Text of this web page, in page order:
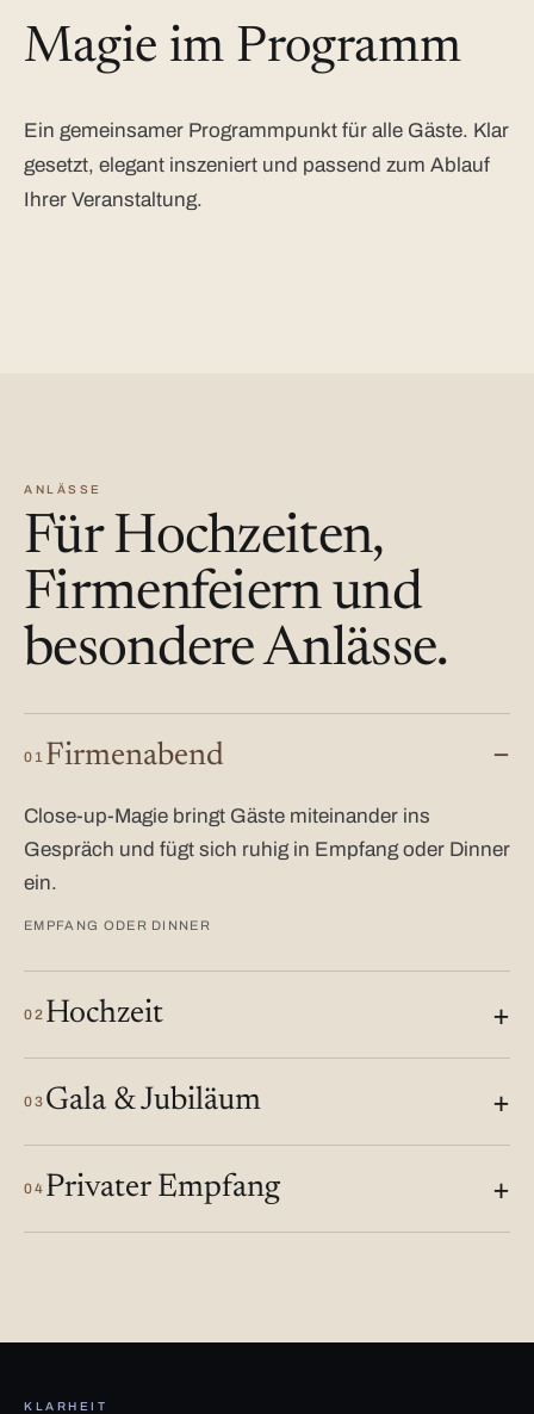
Magie im Programm
Ein gemeinsamer Programmpunkt für alle Gäste. Klar
gesetzt, elegant inszeniert und passend zum Ablauf
Ihrer Veranstaltung.
ANLÄSSE
Für Hochzeiten,
Firmenfeiern und
besondere Anlässe.
01 Firmenabend
Close-up-Magie bringt Gäste miteinander ins
Gespräch und fügt sich ruhig in Empfang oder Dinner
ein.
EMPFANG ODER DINNER
02 Hochzeit
03 Gala & Jubiläum
04 Privater Empfang
KLARHEIT